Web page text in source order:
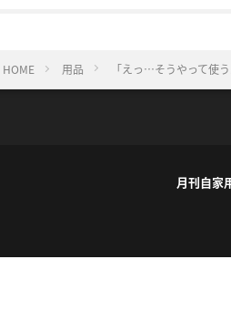
HOME 用品 「えっ…そうやって使
月刊自家